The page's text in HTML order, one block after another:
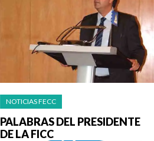
NOTICIAS FECC
PALABRAS DEL PRESIDENTE
DE LA FICC